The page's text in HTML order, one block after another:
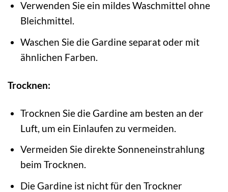
Verwenden Sie ein mildes Waschmittel ohne
Bleichmittel.
Waschen Sie die Gardine separat oder mit
ähnlichen Farben.
Trocknen:
Trocknen Sie die Gardine am besten an der
Luft, um ein Einlaufen zu vermeiden.
Vermeiden Sie direkte Sonneneinstrahlung
beim Trocknen.
Die Gardine ist nicht für den Trockner